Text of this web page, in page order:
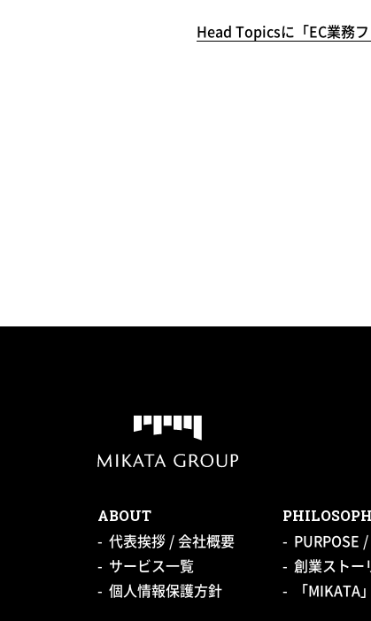
Head Topicsに「EC業務
ABOUT
代表挨拶 / 会社概要
サービス一覧
個人情報保護方針
PURPOSE
創業ストー
「MIKATA